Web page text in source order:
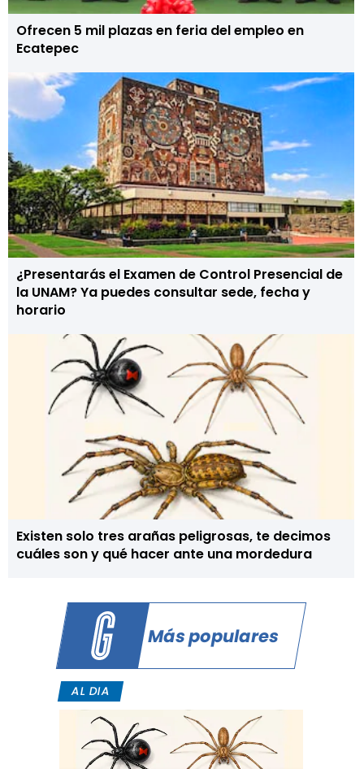
Ofrecen 5 mil plazas en feria del empleo en
Ecatepec
¿Presentarás el Examen de Control Presencial de
la UNAM? Ya puedes consultar sede, fecha y
horario
Existen solo tres arañas peligrosas, te decimos
cuáles son y qué hacer ante una mordedura
Más populares
AL DIA